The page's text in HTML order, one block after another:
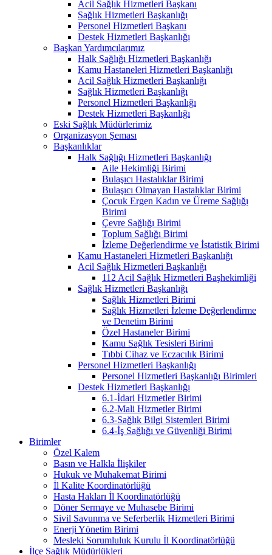
Acil Sağlık Hizmetleri Başkanı
Sağlık Hizmetleri Başkanlığı
Personel Hizmetleri Başkanı
Destek Hizmetleri Başkanlığı
Başkan Yardımcılarımız
Halk Sağlığı Hizmetleri Başkanlığı
Kamu Hastaneleri Hizmetleri Başkanlığı
Acil Sağlık Hizmetleri Başkanlığı
Sağlık Hizmetleri Başkanlığı
Personel Hizmetleri Başkanlığı
Destek Hizmetleri Başkanlığı
Eski Sağlık Müdürlerimiz
Organizasyon Şeması
Başkanlıklar
Halk Sağlığı Hizmetleri Başkanlığı
Aile Hekimliği Birimi
Bulaşıcı Hastalıklar Birimi
Bulaşıcı Olmayan Hastalıklar Birimi
Çocuk Ergen Kadın ve Üreme Sağlığı
Birimi
Çevre Sağlığı Birimi
Toplum Sağlığı Birimi
İzleme Değerlendirme ve İstatistik Birimi
Kamu Hastaneleri Hizmetleri Başkanlığı
Acil Sağlık Hizmetleri Başkanlığı
112 Acil Sağlık Hizmetleri Başhekimliği
Sağlık Hizmetleri Başkanlığı
Sağlık Hizmetleri Birimi
Sağlık Hizmetleri İzleme Değerlendirme
ve Denetim Birimi
Özel Hastaneler Birimi
Kamu Sağlık Tesisleri Birimi
Tıbbi Cihaz ve Eczacılık Birimi
Personel Hizmetleri Başkanlığı
Personel Hizmetleri Başkanlığı Birimleri
Destek Hizmetleri Başkanlığı
6.1-İdari Hizmetler Birimi
6.2-Mali Hizmetler Birimi
6.3-Sağlık Bilgi Sistemleri Birimi
6.4-İş Sağlığı ve Güvenliği Birimi
Birimler
Özel Kalem
Basın ve Halkla İlişkiler
Hukuk ve Muhakemat Birimi
İl Kalite Koordinatörlüğü
Hasta Hakları İl Koordinatörlüğü
Döner Sermaye ve Muhasebe Birimi
Sivil Savunma ve Seferberlik Hizmetleri Birimi
Enerji Yönetim Birimi
Mesleki Sorumluluk Kurulu İl Koordinatörlüğü
İlçe Sağlık Müdürlükleri